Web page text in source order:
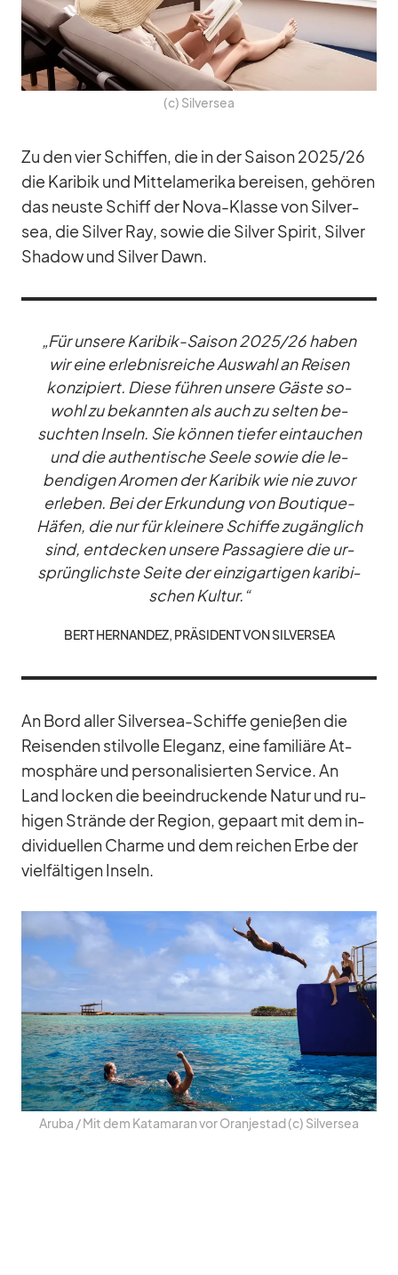
(c) Sil­ver­sea
Zu den vier Schif­fen, die in der Sai­son 2025/​26
die Ka­ri­bik und Mit­tel­ame­rika be­rei­sen, ge­hö­ren
das neuste Schiff der Nova-Klasse von Sil­ver­
sea, die Sil­ver Ray, so­wie die Sil­ver Spi­rit, Sil­ver
Shadow und Sil­ver Dawn.
„Für un­sere Ka­ri­bik-Sai­son 2025/​26 ha­ben
wir eine er­leb­nis­rei­che Aus­wahl an Rei­sen
kon­zi­piert. Diese füh­ren un­sere Gäste so­
wohl zu be­kann­ten als auch zu sel­ten be­
such­ten In­seln. Sie kön­nen tie­fer ein­tau­chen
und die au­then­ti­sche Seele so­wie die le­
ben­di­gen Aro­men der Ka­ri­bik wie nie zu­vor
er­le­ben. Bei der Er­kun­dung von Bou­tique-
Hä­fen, die nur für klei­nere Schiffe zu­gäng­lich
sind, ent­de­cken un­sere Pas­sa­giere die ur­
sprüng­lichste Seite der ein­zig­ar­ti­gen ka­ri­bi­
schen Kul­tur.“
BERT HER­NAN­DEZ, PRÄ­SI­DENT VON SIL­VER­SEA
An Bord al­ler Sil­ver­sea-Schiffe ge­nie­ßen die
Rei­sen­den stil­volle Ele­ganz, eine fa­mi­liäre At­
mo­sphäre und per­so­na­li­sier­ten Ser­vice. An
Land lo­cken die be­ein­dru­ckende Na­tur und ru­
hi­gen Strände der Re­gion, ge­paart mit dem in­
di­vi­du­el­len Charme und dem rei­chen Erbe der
viel­fäl­ti­gen In­seln.
Aruba /​ Mit dem Ka­ta­ma­ran vor Oran­jes­tad (c) Sil­ver­sea